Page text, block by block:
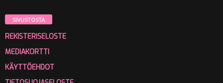
SIVUSTOSTA
REKISTERISELOSTE
MEDIAKORTTI
KÄYTTÖEHDOT